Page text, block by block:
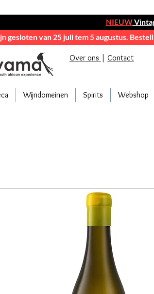
NIEUW
gesloten van 25 juli tem 5 augustus.
Over ons | Contact
Wijndomeinen Spirits Webshop